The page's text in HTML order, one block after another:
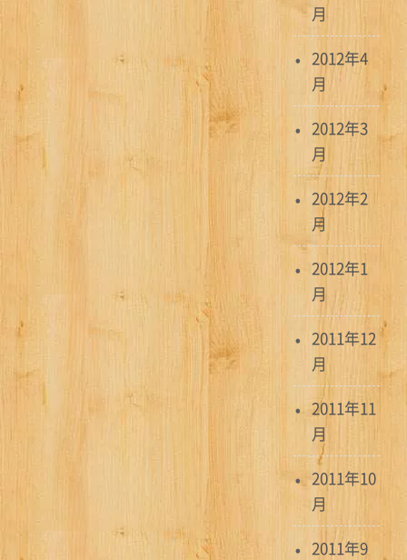
月
2012年4
月
2012年3
月
2012年2
月
2012年1
月
2011年12
月
2011年11
月
2011年10
月
2011年9